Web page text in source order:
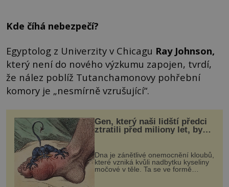
Kde číhá nebezpečí?
Egyptolog z Univerzity v Chicagu Ray Johnson,
který není do nového výzkumu zapojen, tvrdí,
že nález poblíž Tutanchamonovy pohřební
komory je „nesmírně vzrušující“.
Gen, který naši lidští předci
ztratili před miliony let, by
mohl pomoci s léčbou
„nemoci králů“
Dna je zánětlivé onemocnění kloubů,
které vzniká kvůli nadbytku kyseliny
močové v těle. Ta se ve formě